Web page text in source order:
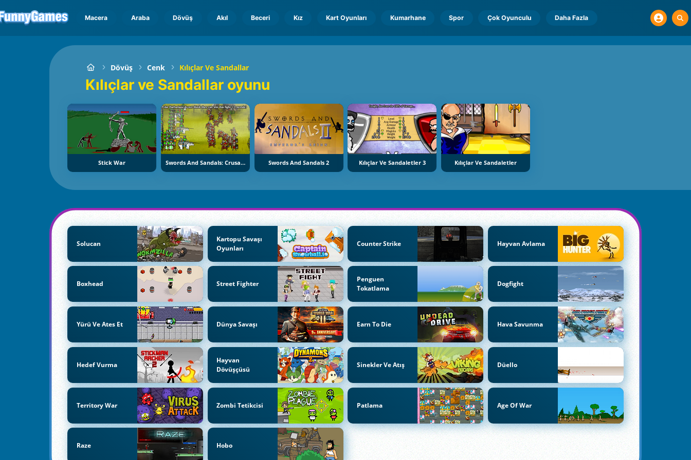
Macera Araba Dövüş Akıl Beceri Kız Kart Oyunları Kumarhane Spor Çok Oyunculu Daha Fazla
Dövüş Cenk Kılıçlar Ve Sandallar
Kılıçlar ve Sandallar oyunu
Stick War Swords And Sandals: Crusader Swords And Sandals 2 Kılıçlar Ve Sandaletler 3 Kılıçlar Ve Sandaletler
Solucan
Kartopu Savaşı
Oyunları
Counter Strike Hayvan Avlama
Boxhead Street Fighter
Penguen
Tokatlama
Dogfight
Yürü Ve Ates Et Dünya Savaşı Earn To Die Hava Savunma
Hedef Vurma
Hayvan
Dövüşçüsü
Sinekler Ve Atış Düello
Territory War Zombi Tetikcisi Patlama Age Of War
Raze Hobo